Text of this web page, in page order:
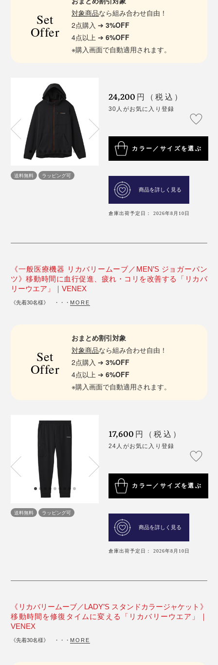
Set
Offer
対象商品なら組み合わせ自由！
2点購入 ➔3%OFF
4点以上 ➔6%OFF
※購入画面で自動適用されます。
送料無料 ラッピング可
24,200 円（税込）
30人がお気に入り登録
カラー／サイズを選ぶ
商品を詳しく見る
倉庫出荷予定日： 2026年8月10日
《一般医療機器 リカバリームーブ／MEN’S ジョガーパン
ツ》移動時間に血行促進、疲れ・コリを改善する「リカバ
リーウエア」｜VENEX
《先着30名様》 ・・・ MORE
Set
Offer
おまとめ割引対象
対象商品なら組み合わせ自由！
2点購入 ➔3%OFF
4点以上 ➔6%OFF
※購入画面で自動適用されます。
送料無料 ラッピング可
17,600 円（税込）
24人がお気に入り登録
カラー／サイズを選ぶ
商品を詳しく見る
倉庫出荷予定日： 2026年8月10日
《リカバリームーブ／LADY’S スタンドカラージャケット》
移動時間を修復タイムに変える「リカバリーウエア」｜
VENEX
《先着30名様》 ・・・ MORE